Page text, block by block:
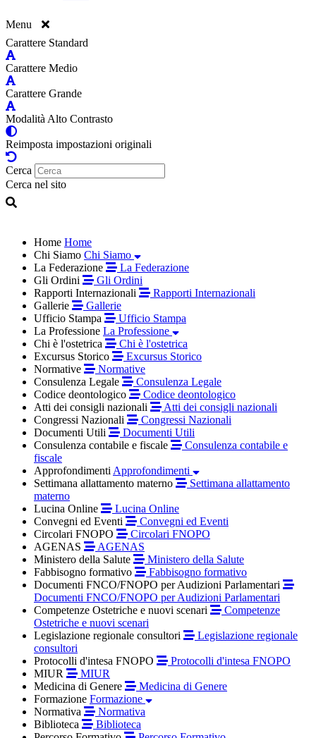
Menu
Carattere Standard
Carattere Medio
Carattere Grande
Modalità Alto Contrasto
Reimposta impostazioni originali
Cerca
Cerca nel sito
Home Home
Chi Siamo Chi Siamo
La Federazione
La Federazione
Gli Ordini
Gli Ordini
Rapporti Internazionali
Rapporti Internazionali
Gallerie
Gallerie
Ufficio Stampa
Ufficio Stampa
La Professione La Professione
Chi è l'ostetrica
Chi è l'ostetrica
Excursus Storico
Excursus Storico
Normative
Normative
Consulenza Legale
Consulenza Legale
Codice deontologico
Codice deontologico
Atti dei consigli nazionali
Atti dei consigli nazionali
Congressi Nazionali
Congressi Nazionali
Documenti Utili
Documenti Utili
Consulenza contabile e fiscale
Consulenza contabile e
fiscale
Approfondimenti Approfondimenti
Settimana allattamento materno
Settimana allattamento
materno
Lucina Online
Lucina Online
Convegni ed Eventi
Convegni ed Eventi
Circolari FNOPO
Circolari FNOPO
AGENAS
AGENAS
Ministero della Salute
Ministero della Salute
Fabbisogno formativo
Fabbisogno formativo
Documenti FNCO/FNOPO per Audizioni Parlamentari
Documenti FNCO/FNOPO per Audizioni Parlamentari
Competenze Ostetriche e nuovi scenari
Competenze
Ostetriche e nuovi scenari
Legislazione regionale consultori
Legislazione regionale
consultori
Protocolli d'intesa FNOPO
Protocolli d'intesa FNOPO
MIUR
MIUR
Medicina di Genere
Medicina di Genere
Formazione Formazione
Normativa
Normativa
Biblioteca
Biblioteca